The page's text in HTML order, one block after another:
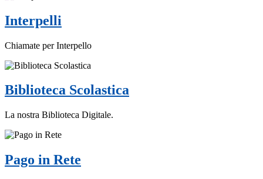
Interpelli
Chiamate per Interpello
Biblioteca Scolastica
La nostra Biblioteca Digitale.
Pago in Rete